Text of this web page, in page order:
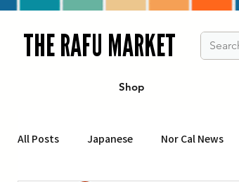
THE RAFU MARKET
Shop
All Posts Japanese Nor Cal News